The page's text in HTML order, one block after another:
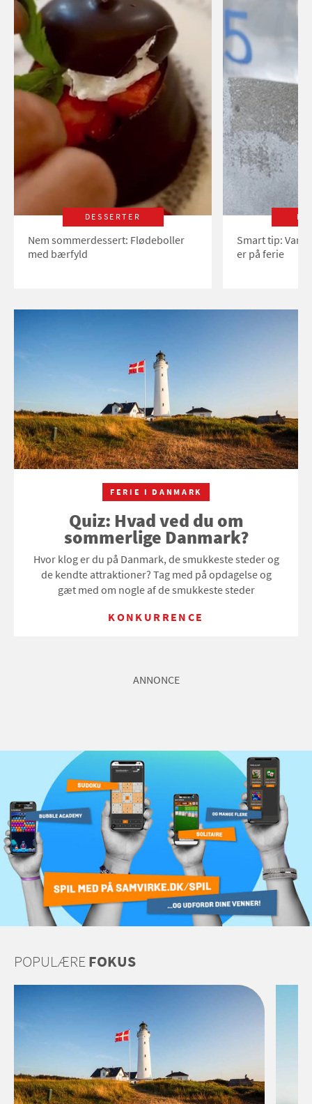
DESSERTER
Nem sommerdessert: Flødeboller
med bærfyld
Smart tip:
er på ferie
FERIE I DANMARK
Quiz: Hvad ved du om
sommerlige Danmark?
Hvor klog er du på Danmark, de smukkeste steder og
de kendte attraktioner? Tag med på opdagelse og
gæt med om nogle af de smukkeste steder
KONKURRENCE
ANNONCE
POPULÆREFOKUS